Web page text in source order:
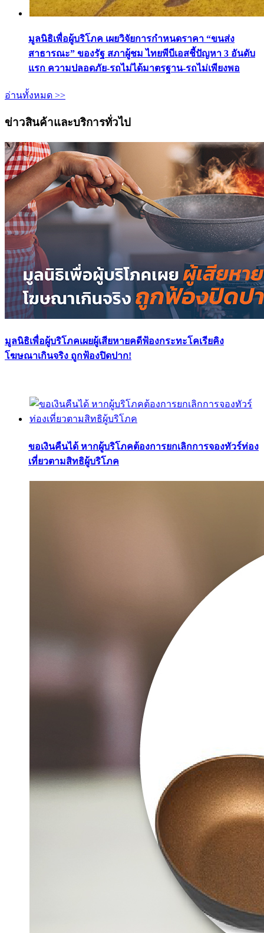
มูลนิธิเพื่อผู้บริโภค เผยวิจัยการกำหนดราคา “ขนส่ง
สาธารณะ” ของรัฐ สภาผู้ชม ไทยพีบีเอสชี้ปัญหา 3 อันดับ
แรก ความปลอดภัย-รถไม่ได้มาตรฐาน-รถไม่เพียงพอ
อ่านทั้งหมด >>
ข่าวสินค้าและบริการทั่วไป
มูลนิธิเพื่อผู้บริโภคเผยผู้เสียหายคดีฟ้องกระทะโคเรียคิง
โฆษณาเกินจริง ถูกฟ้องปิดปาก!
ขอเงินคืนได้ หากผู้บริโภคต้องการยกเลิกการจองทัวร์ท่อง
เที่ยวตามสิทธิผู้บริโภค